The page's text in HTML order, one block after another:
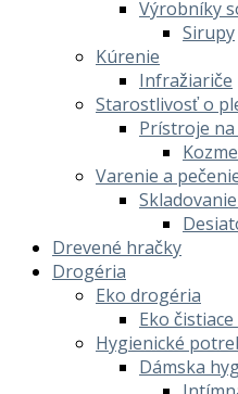
Výrobníky
Sirupy
Kúrenie
Infražiariče
Starostlivosť o
Prístroje
Varenie a
Drevené hračky
Drogéria
Eko drogéria
Eko
Hygienické
Dámska